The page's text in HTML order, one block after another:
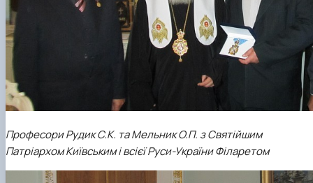
Професори Рудик С.К. та Мельник О.П. зСвятійшим
Патріархом Київським і всієї Руси-України Філаретом